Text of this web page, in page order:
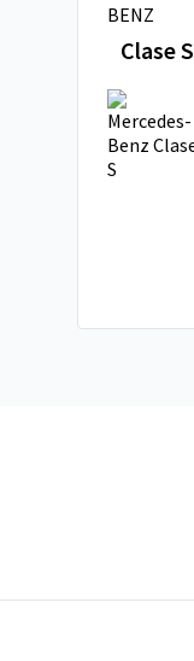
BENZ
Clase S